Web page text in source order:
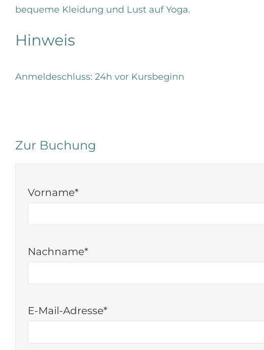
bequeme Kleidung und Lust auf Yoga.
Hinweis
Anmeldeschluss: 24h vor Kursbeginn
Zur Buchung
Vorname*
Nachname*
E-Mail-Adresse*